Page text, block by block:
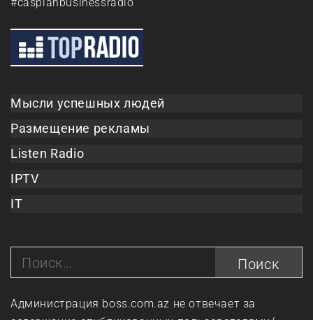
#caspianbusinessradio
Мысли успешных людей
Размещение рекламы
Listen Radio
IPTV
IT
Найти:
Администрация boss.com.az не отвечает за